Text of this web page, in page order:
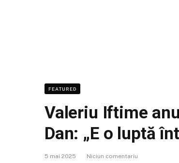
FEATURED
Valeriu Iftime
Dan: „E o luptă
5 mai 2025 Niciun comentariu